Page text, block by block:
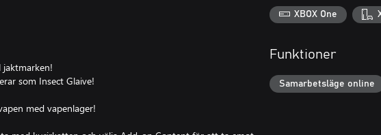
som Insect Glaive!
med vapenlager!
XBOX One
Funktioner
Samarbetsläge online